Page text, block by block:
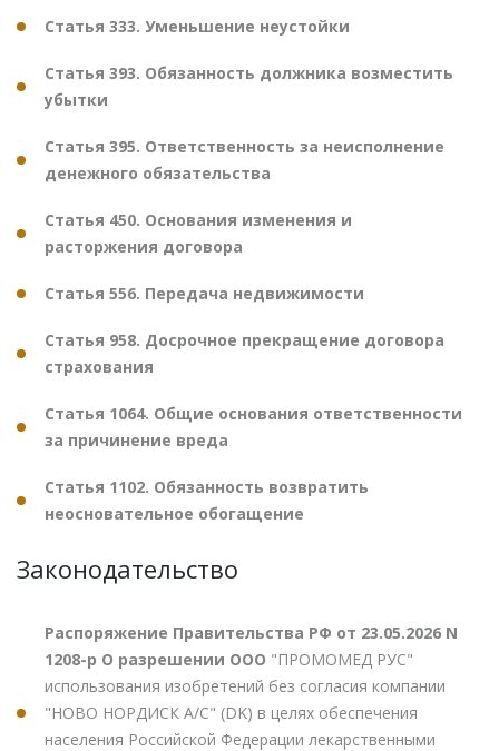
Статья 333. Уменьшение неустойки
Статья 393. Обязанность должника возместить
убытки
Статья 395. Ответственность за неисполнение
денежного обязательства
Статья 450. Основания изменения и
расторжения договора
Статья 556. Передача недвижимости
Статья 958. Досрочное прекращение договора
страхования
Статья 1064. Общие основания ответственности
за причинение вреда
Статья 1102. Обязанность возвратить
неосновательное обогащение
Законодательство
Распоряжение Правительства РФ от 23.05.2026 N
1208-р О разрешении ООО "ПРОМОМЕД РУС"
использования изобретений без согласия компании
"НОВО НОРДИСК А/С" (DK) в целях обеспечения
населения Российской Федерации лекарственными